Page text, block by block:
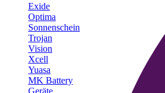
Exide
Optima
Sonnenschein
Trojan
Vision
Xcell
Yuasa
MK Battery
Geräte